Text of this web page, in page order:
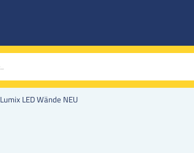
Lumix LED Wände NEU